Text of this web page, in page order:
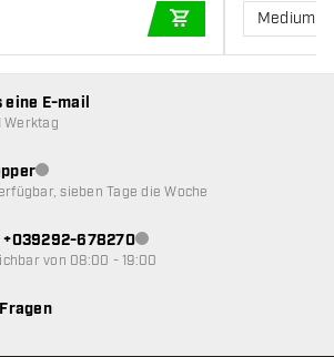
IN DEN
Medium
eine E-mail
Werktag
Kundenservice nicht verfügbar
sieben Tage die Woche
+039292-678270Kundenservice nicht
von 08:00 - 19:00